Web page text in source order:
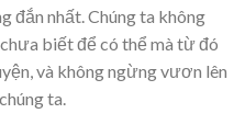
đắn nhất. Chúng ta không
biết để có thể mà từ đó
và không ngừng vươn lên
ta.